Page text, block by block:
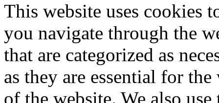
This website uses cookies
you navigate through the
that are categorized as
as they are essential for
of the website. We also